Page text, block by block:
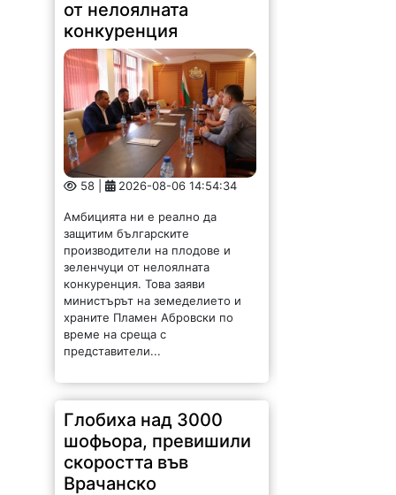
от нелоялната
конкуренция
58 | 2026-08-06 14:54:34
Амбицията ни е реално да
защитим българските
производители на плодове и
зеленчуци от нелоялната
конкуренция. Това заяви
министърът на земеделието и
храните Пламен Абровски по
време на среща с
представители...
Глобиха над 3000
шофьора, превишили
скоростта във
Врачанско